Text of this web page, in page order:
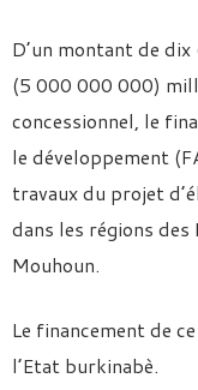
D’un montant de
(5 000 000 000)
concessionnel, le
le développement
travaux du projet
dans les régions
Mouhoun.
Le financement de
l’Etat burkinabè.